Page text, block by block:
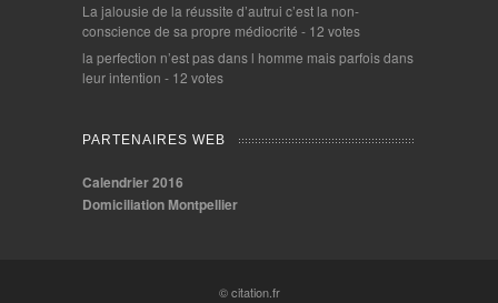
La jalousie de la réussite d’autrui c’est la non-
conscience de sa propre médiocrité - 12 votes
la perfection n’est pas dans l homme mais parfois dans
leur intention - 12 votes
PARTENAIRES WEB
Calendrier 2016
Domiciliation Montpellier
© citation.fr